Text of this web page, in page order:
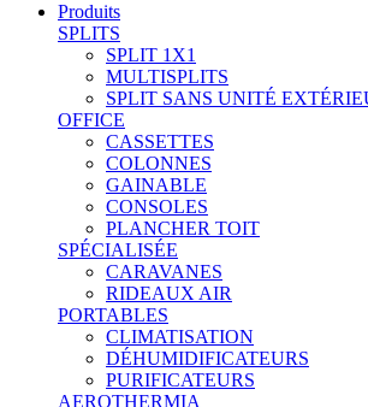
Produits
SPLITS
SPLIT 1X1
MULTISPLITS
SPLIT SANS UNITÉ
OFFICE
CASSETTES
COLONNES
GAINABLE
CONSOLES
PLANCHER TOIT
SPÉCIALISÉE
CARAVANES
RIDEAUX AIR
PORTABLES
CLIMATISATION
DÉHUMIDIFICATEURS
PURIFICATEURS
AEROTHERMIA